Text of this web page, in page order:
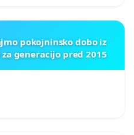
pokojninsko dobo iz
generacijo pred 2015